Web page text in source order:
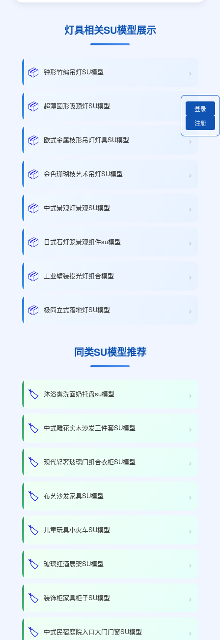
灯具相关SU模型展示
📦 钟形竹编吊灯SU模型 ›
📦 超薄圆形吸顶灯SU模型 ›
📦 欧式金属枝形吊灯灯具SU模型 ›
📦 金色珊瑚枝艺术吊灯SU模型 ›
📦 中式景观灯景观SU模型 ›
📦 日式石灯笼景观组件su模型 ›
📦 工业壁装投光灯组合模型 ›
📦 极简立式落地灯SU模型 ›
同类SU模型推荐
🏷️ 沐浴露洗面奶托盘su模型 ›
🏷️ 中式雕花实木沙发三件套SU模型 ›
🏷️ 现代轻奢玻璃门组合衣柜SU模型 ›
🏷️ 布艺沙发家具SU模型 ›
🏷️ 儿童玩具小火车SU模型 ›
🏷️ 玻璃红酒展架SU模型 ›
🏷️ 装饰柜家具柜子SU模型 ›
🏷️ 中式民宿庭院入口大门门窗SU模型 ›
登录
注册